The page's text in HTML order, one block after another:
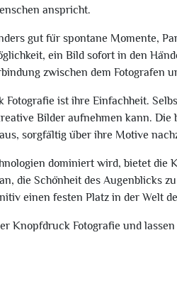
anspricht.
gut für spontane Momente,
ein Bild sofort in den
zwischen dem Fotografen
ist ihre Einfachheit.
Bilder aufnehmen kann. Die
sorgfältig über ihre Motive
dominiert wird, bietet die
die Schönheit des Augenblicks
einen festen Platz in der Welt
Knopfdruck Fotografie und